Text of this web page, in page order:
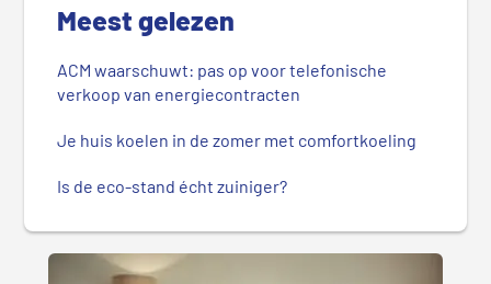
Meest gelezen
ACM waarschuwt: pas op voor telefonische
verkoop van energiecontracten
Je huis koelen in de zomer met comfortkoeling
Is de eco-stand écht zuiniger?